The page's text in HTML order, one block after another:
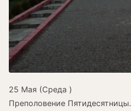
25 Мая (Среда )
Преполовение Пятидесятницы.